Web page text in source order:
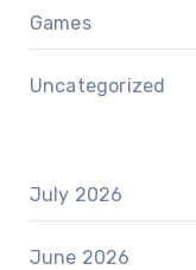
Games
Uncategorized
July 2026
June 2026